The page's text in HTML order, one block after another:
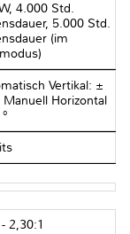
4.000 Std.
5.000 Std.
(im
Vertikal: ±
Manuell Horizontal
2,30:1